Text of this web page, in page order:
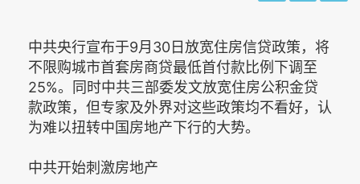
中共央行宣布于9月30日放宽住房信贷政策，将
不限购城市首套房商贷最低首付款比例下调至
25%。同时中共三部委发文放宽住房公积金贷
款政策，但专家及外界对这些政策均不看好，认
为难以扭转中国房地产下行的大势。
中共开始刺激房地产